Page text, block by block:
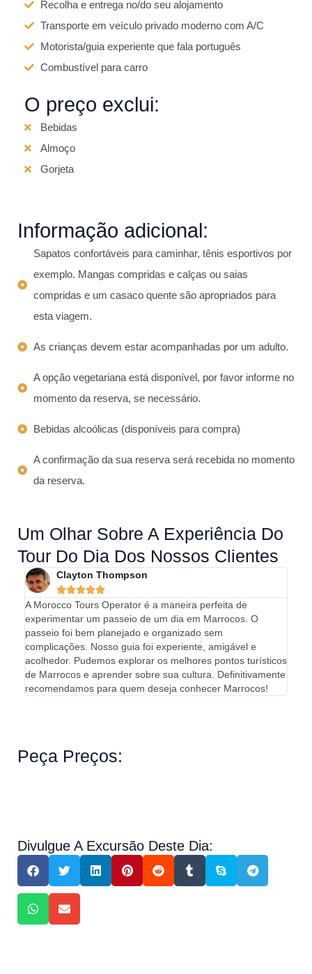
Recolha e entrega no/do seu alojamento
Transporte em veículo privado moderno com A/C
Motorista/guia experiente que fala português
Combustível para carro
O preço exclui:
Bebidas
Almoço
Gorjeta
Informação adicional:
Sapatos confortáveis para caminhar, tênis esportivos por
exemplo. Mangas compridas e calças ou saias
compridas e um casaco quente são apropriados para
esta viagem.​
As crianças devem estar acompanhadas por um adulto.
A opção vegetariana está disponível, por favor informe no
momento da reserva, se necessário.
Bebidas alcoólicas (disponíveis para compra)
A confirmação da sua reserva será recebida no momento
da reserva.
Um Olhar Sobre A Experiência Do
Tour Do Dia Dos Nossos Clientes
Clayton Thompson

A Morocco Tours Operator é a maneira perfeita de
experimentar um passeio de um dia em Marrocos. O
passeio foi bem planejado e organizado sem
complicações. Nosso guia foi experiente, amigável e
acolhedor. Pudemos explorar os melhores pontos turísticos
de Marrocos e aprender sobre sua cultura. Definitivamente
recomendamos para quem deseja conhecer Marrocos!
Peça Preços:
Divulgue A Excursão Deste Dia: